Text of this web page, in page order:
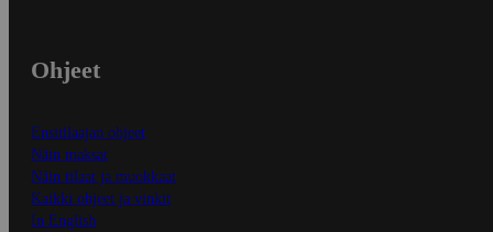
Ohjeet
Ensitilaajan ohjeet
Näin maksat
Näin tilaat ja muokkaat
Kaikki ohjeet ja vinkit
In English